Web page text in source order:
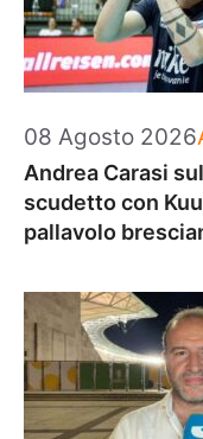
08 Agosto 2026
Andrea Carasi
scudetto con
pallavolo